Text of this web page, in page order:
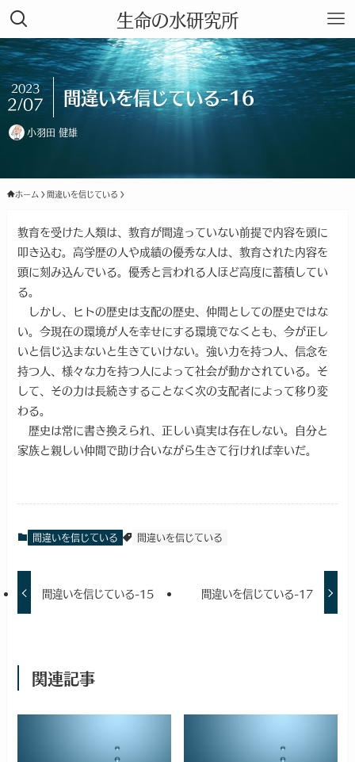
生命の水研究所
間違いを信じている-16
2023
2/07
小羽田 健雄
ホーム 間違いを信じている
教育を受けた人類は、教育が間違っていない前提で内容を頭に
叩き込む。高学歴の人や成績の優秀な人は、教育された内容を
頭に刻み込んでいる。優秀と言われる人ほど高度に蓄積してい
る。
しかし、ヒトの歴史は支配の歴史、仲間としての歴史ではな
い。今現在の環境が人を幸せにする環境でなくとも、今が正し
いと信じ込まないと生きていけない。強い力を持つ人、信念を
持つ人、様々な力を持つ人によって社会が動かされている。そ
して、その力は長続きすることなく次の支配者によって移り変
わる。
歴史は常に書き換えられ、正しい真実は存在しない。自分と
家族と親しい仲間で助け合いながら生きて行ければ幸いだ。
間違いを信じている 間違いを信じている
間違いを信じている-15 間違いを信じている-17
関連記事